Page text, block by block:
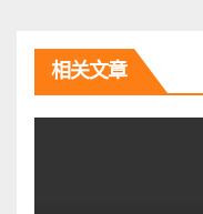
航
相关文章